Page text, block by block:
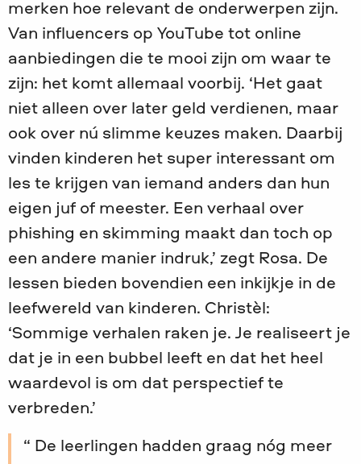
merken hoe relevant de onderwerpen zijn.
Van influencers op YouTube tot online
aanbiedingen die te mooi zijn om waar te
zijn: het komt allemaal voorbij. ‘Het gaat
niet alleen over later geld verdienen, maar
ook over nú slimme keuzes maken. Daarbij
vinden kinderen het super interessant om
les te krijgen van iemand anders dan hun
eigen juf of meester. Een verhaal over
phishing en skimming maakt dan toch op
een andere manier indruk,’ zegt Rosa. De
lessen bieden bovendien een inkijkje in de
leefwereld van kinderen. Christèl:
‘Sommige verhalen raken je. Je realiseert je
dat je in een bubbel leeft en dat het heel
waardevol is om dat perspectief te
verbreden.’
De leerlingen hadden graag nóg meer